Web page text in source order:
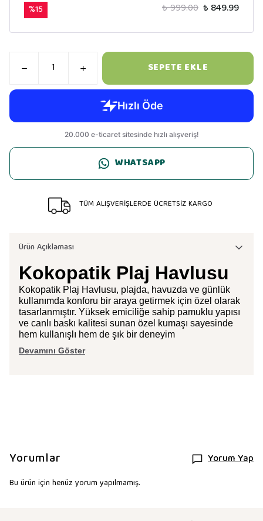
%15 ₺ 999.00 ₺ 849.99
SEPETE EKLE
WHATSAPP
TÜM ALIŞVERİŞLERDE ÜCRETSİZ KARGO
Ürün Açıklaması
Kokopatik Plaj Havlusu
Kokopatik Plaj Havlusu, plajda, havuzda ve günlük
kullanımda konforu bir araya getirmek için özel olarak
tasarlanmıştır. Yüksek emiciliğe sahip pamuklu yapısı
ve canlı baskı kalitesi sunan özel kumaşı sayesinde
hem kullanışlı hem de şık bir deneyim
Devamını Göster
Yorumlar Yorum Yap
Bu ürün için henüz yorum yapılmamış.